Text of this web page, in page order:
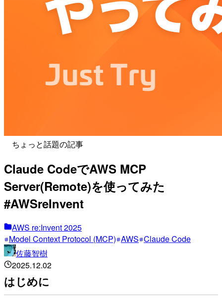
ちょっと話題の記事
Claude CodeでAWS MCP
Server(Remote)を使ってみた
#AWSreInvent
AWS re:Invent 2025
Model Context Protocol (MCP) AWS Claude Code
佐藤智樹
2025.12.02
はじめに